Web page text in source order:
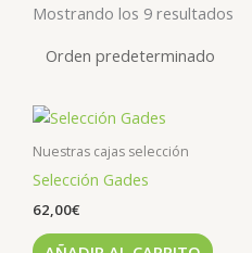
Mostrando los 9 resultados
Nuestras cajas selección
Selección Gades
62,00€